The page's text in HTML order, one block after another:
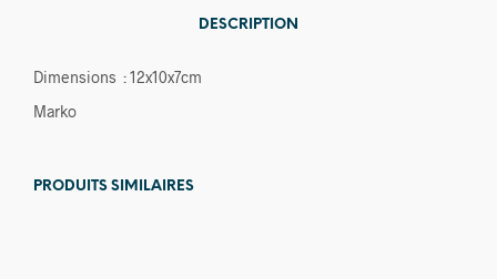
DESCRIPTION
Dimensions : 12x10x7cm
Marko
PRODUITS SIMILAIRES